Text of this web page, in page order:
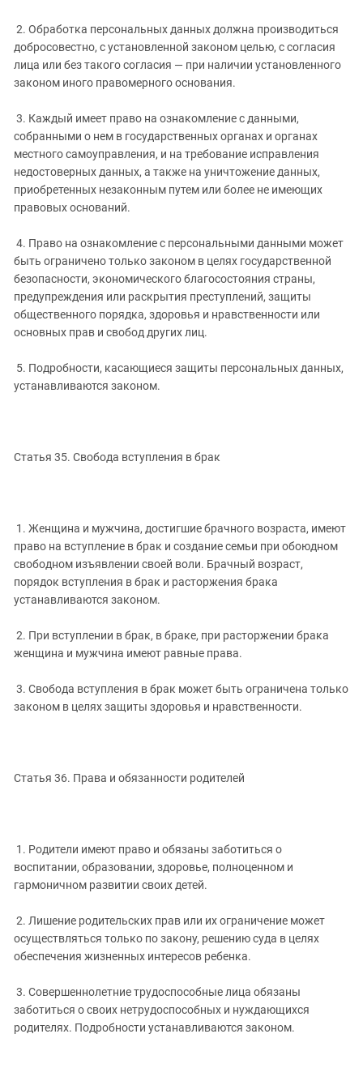
2. Обработка персональных данных должна производиться
добросовестно, с установленной законом целью, с согласия
лица или без такого согласия — при наличии установленного
законом иного правомерного основания.
3. Каждый имеет право на ознакомление с данными,
собранными о нем в государственных органах и органах
местного самоуправления, и на требование исправления
недостоверных данных, а также на уничтожение данных,
приобретенных незаконным путем или более не имеющих
правовых оснований.
4. Право на ознакомление с персональными данными может
быть ограничено только законом в целях государственной
безопасности, экономического благосостояния страны,
предупреждения или раскрытия преступлений, защиты
общественного порядка, здоровья и нравственности или
основных прав и свобод других лиц.
5. Подробности, касающиеся защиты персональных данных,
устанавливаются законом.
Статья 35. Свобода вступления в брак
1. Женщина и мужчина, достигшие брачного возраста, имеют
право на вступление в брак и создание семьи при обоюдном
свободном изъявлении своей воли. Брачный возраст,
порядок вступления в брак и расторжения брака
устанавливаются законом.
2. При вступлении в брак, в браке, при расторжении брака
женщина и мужчина имеют равные права.
3. Свобода вступления в брак может быть ограничена только
законом в целях защиты здоровья и нравственности.
Статья 36. Права и обязанности родителей
1. Родители имеют право и обязаны заботиться о
воспитании, образовании, здоровье, полноценном и
гармоничном развитии своих детей.
2. Лишение родительских прав или их ограничение может
осуществляться только по закону, решению суда в целях
обеспечения жизненных интересов ребенка.
3. Совершеннолетние трудоспособные лица обязаны
заботиться о своих нетрудоспособных и нуждающихся
родителях. Подробности устанавливаются законом.